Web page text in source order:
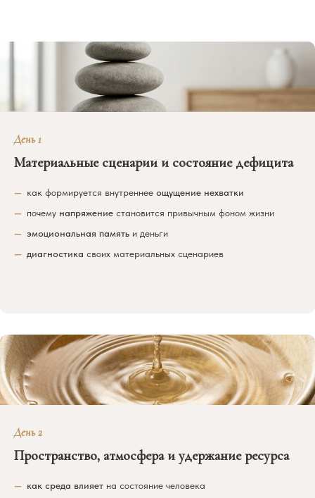
День 1
Материальные сценарии и состояние дефицита
как формируется внутреннее ощущение нехватки
почему напряжение становится привычным фоном жизни
эмоциональная память и деньги
диагностика своих материальных сценариев
День 2
Пространство, атмосфера и удержание ресурса
как среда влияет на состояние человека